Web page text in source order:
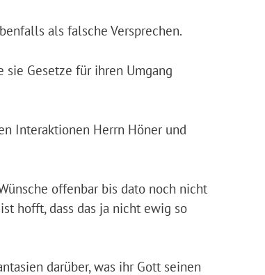
als falsche Versprechen.
sie Gesetze für ihren Umgang
Interaktionen Herrn Höner und
offenbar bis dato noch nicht
hofft, dass das ja nicht ewig so
darüber, was ihr Gott seinen